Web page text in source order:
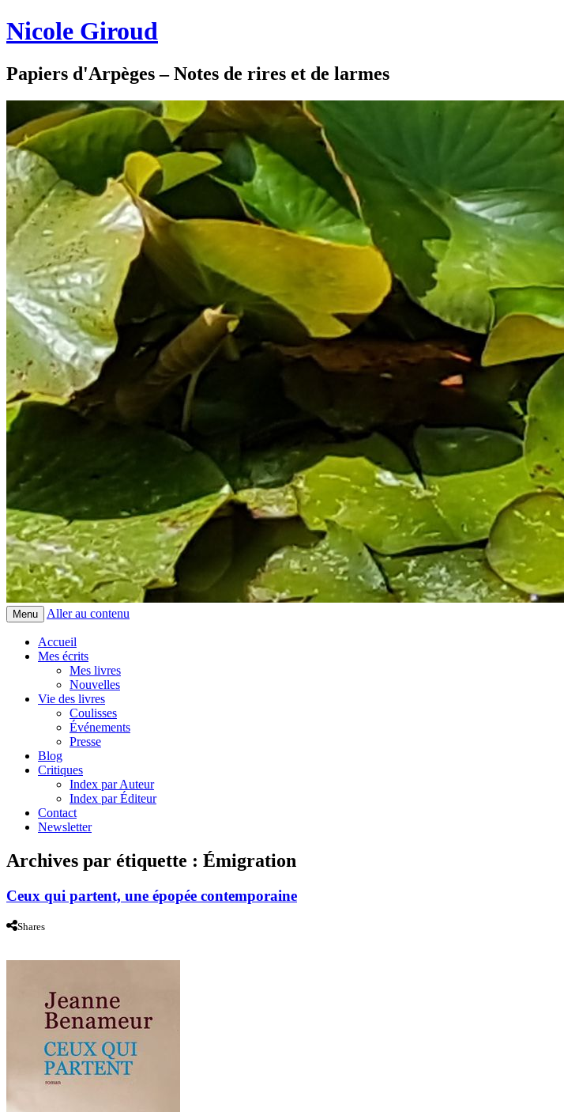
Nicole Giroud
Papiers d'Arpèges – Notes de rires et de larmes
Menu Aller au contenu
Accueil
Mes écrits
Mes livres
Nouvelles
Vie des livres
Coulisses
Événements
Presse
Blog
Critiques
Index par Auteur
Index par Éditeur
Contact
Newsletter
Archives par étiquette : Émigration
Ceux qui partent, une épopée contemporaine
Shares